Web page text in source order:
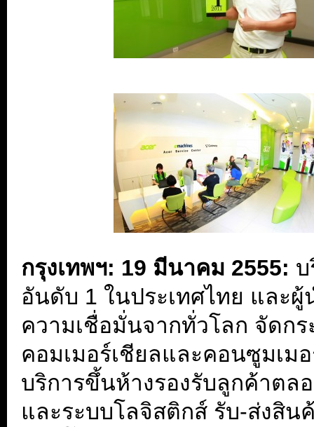
กรุงเทพฯ: 19 มีนาคม 2555:
อันดับ 1 ในประเทศไทย และ
ความเชื่อมั่นจากทั่วโลก จัดก
คอมเมอร์เชียลและคอนซูมเม
บริการขึ้นห้างรองรับลูกค้าตล
และระบบโลจิสติกส์ รับ-ส่งสิ